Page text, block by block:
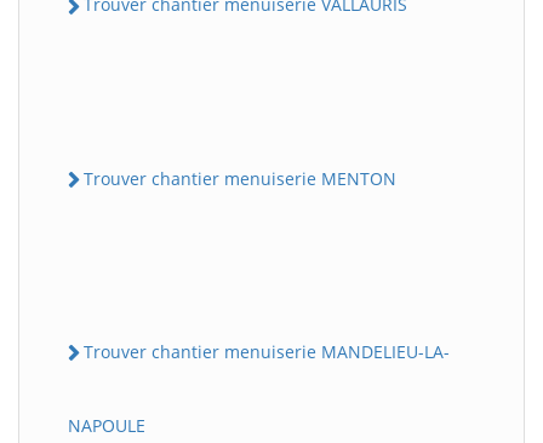
Trouver chantier menuiserie MENTON
Trouver chantier menuiserie MANDELIEU-LA-
NAPOULE